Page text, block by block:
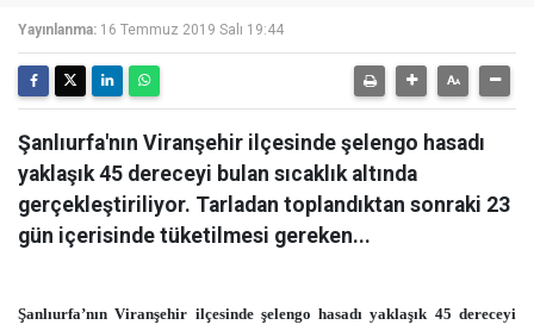
Yayınlanma: 16 Temmuz 2019 Salı 19:44
Şanlıurfa'nın Viranşehir ilçesinde şelengo hasadı
yaklaşık 45 dereceyi bulan sıcaklık altında
gerçekleştiriliyor. Tarladan toplandıktan sonraki 23
gün içerisinde tüketilmesi gereken...
Şanlıurfa’nın Viranşehir ilçesinde şelengo hasadı yaklaşık 45 dereceyi